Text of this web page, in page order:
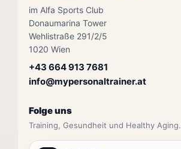
im Alfa Sports Club
Donaumarina Tower
Wehlistraße 291/2/5
1020 Wien
+43 664 913 7681
info@mypersonaltrainer.at
Folge uns
Training, Gesundheit und Healthy Aging.